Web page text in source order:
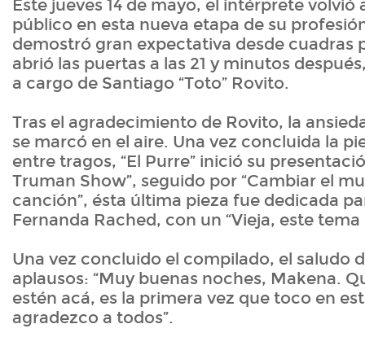
Este jueves 14 de mayo, el intérprete volvió
público en esta nueva etapa de su
demostró gran expectativa desde cuadras
abrió las puertas a las 21 y minutos
a cargo de Santiago “Toto” Rovito.
Tras el agradecimiento de Rovito, la
se marcó en el aire. Una vez concluida la
entre tragos, “El Purre” inició su
Truman Show”, seguido por “Cambiar el
canción”, ésta última pieza fue dedicada
Fernanda Rached, con un “Vieja, este tema
Una vez concluido el compilado, el saludo
aplausos: “Muy buenas noches, Makena.
estén acá, es la primera vez que toco en
agradezco a todos”.